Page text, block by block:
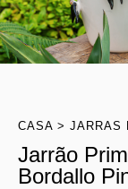
CASA JARRAS
Jarrão
Bordallo